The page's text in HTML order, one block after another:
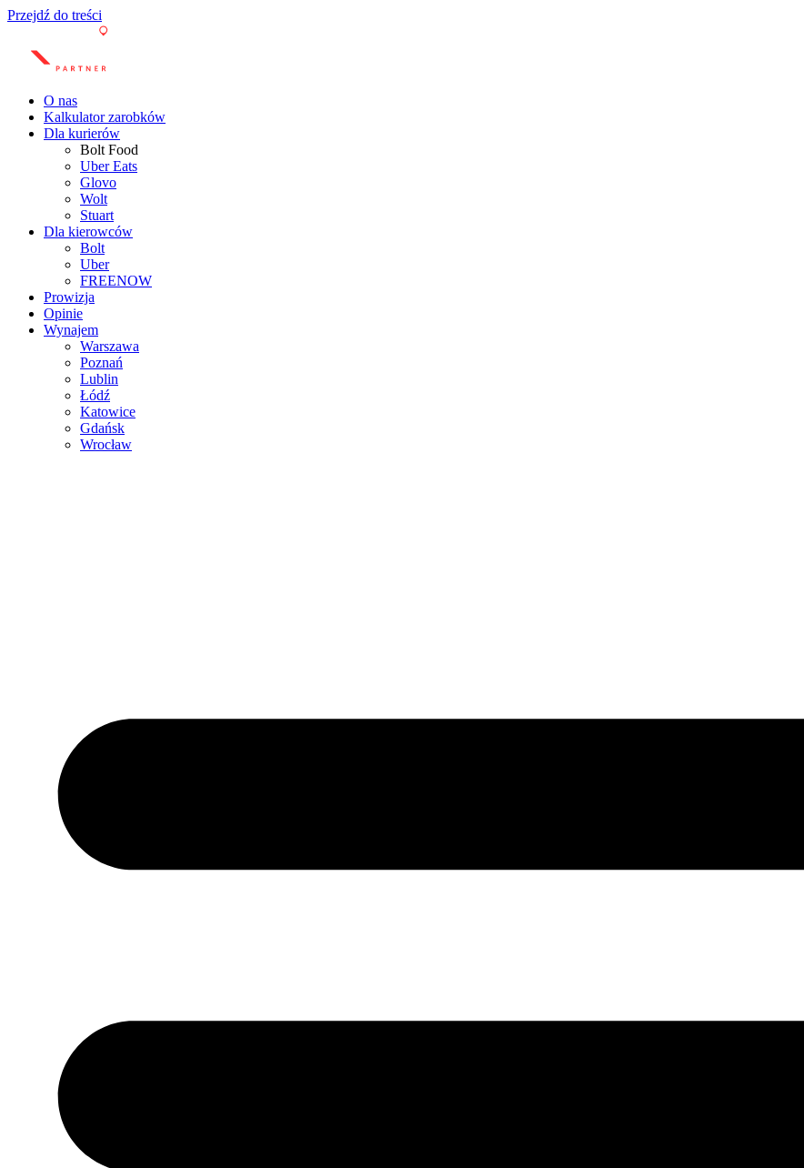
Przejdź do treści
O nas
Kalkulator zarobków
Dla kurierów
Bolt Food
Uber Eats
Glovo
Wolt
Stuart
Dla kierowców
Bolt
Uber
FREENOW
Prowizja
Opinie
Wynajem
Warszawa
Poznań
Lublin
Łódź
Katowice
Gdańsk
Wrocław